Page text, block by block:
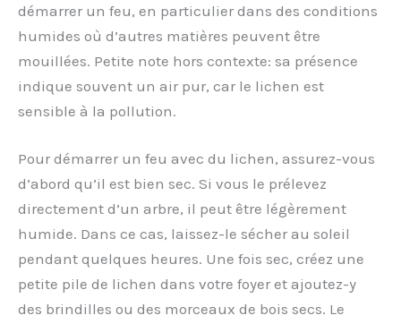
démarrer un feu, en particulier dans des conditions
humides où d’autres matières peuvent être
mouillées. Petite note hors contexte: sa présence
indique souvent un air pur, car le lichen est
sensible à la pollution.
Pour démarrer un feu avec du lichen, assurez-vous
d’abord qu’il est bien sec. Si vous le prélevez
directement d’un arbre, il peut être légèrement
humide. Dans ce cas, laissez-le sécher au soleil
pendant quelques heures. Une fois sec, créez une
petite pile de lichen dans votre foyer et ajoutez-y
des brindilles ou des morceaux de bois secs. Le